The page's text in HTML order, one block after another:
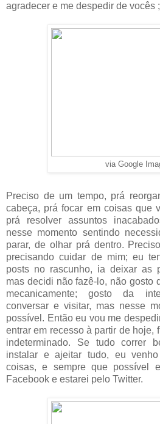
agradecer e me despedir de vocês
via Google
Preciso de um tempo, prá
cabeça, prá focar em coisas que
prá resolver assuntos
nesse momento sentindo
parar, de olhar prá dentro.
precisando cuidar de mim; eu
posts no rascunho, ia deixar as
mas decidi não fazê-lo, não gosto
mecanicamente; gosto da
conversar e visitar, mas nesse
possível. Então eu vou me
entrar em recesso à partir de hoje,
indeterminado. Se tudo correr
instalar e ajeitar tudo, eu
coisas, e sempre que possível
Facebook e estarei pelo Twitter.